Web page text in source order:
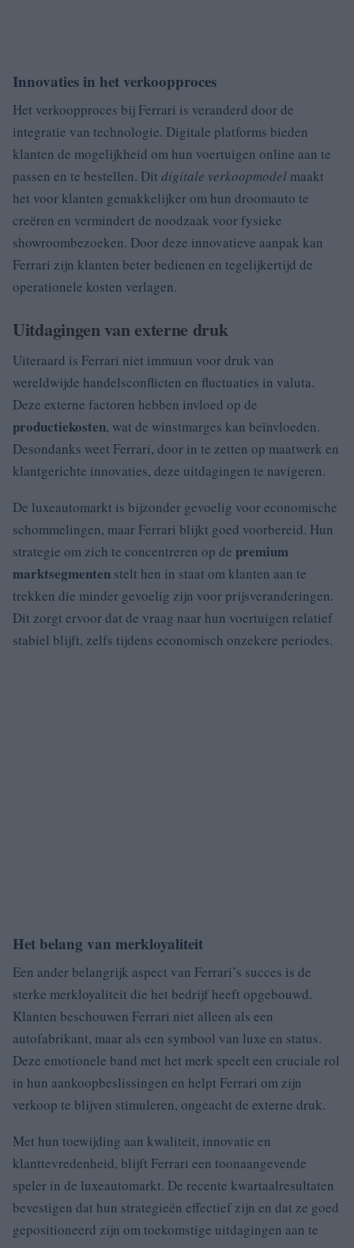
Innovaties in het verkoopproces
Het verkoopproces bij Ferrari is veranderd door de
integratie van technologie. Digitale platforms bieden
klanten de mogelijkheid om hun voertuigen online aan te
passen en te bestellen. Dit digitale verkoopmodel maakt
het voor klanten gemakkelijker om hun droomauto te
creëren en vermindert de noodzaak voor fysieke
showroombezoeken. Door deze innovatieve aanpak kan
Ferrari zijn klanten beter bedienen en tegelijkertijd de
operationele kosten verlagen.
Uitdagingen van externe druk
Uiteraard is Ferrari niet immuun voor druk van
wereldwijde handelsconflicten en fluctuaties in valuta.
Deze externe factoren hebben invloed op de
productiekosten, wat de winstmarges kan beïnvloeden.
Desondanks weet Ferrari, door in te zetten op maatwerk en
klantgerichte innovaties, deze uitdagingen te navigeren.
De luxeautomarkt is bijzonder gevoelig voor economische
schommelingen, maar Ferrari blijkt goed voorbereid. Hun
strategie om zich te concentreren op de premium
marktsegmenten stelt hen in staat om klanten aan te
trekken die minder gevoelig zijn voor prijsveranderingen.
Dit zorgt ervoor dat de vraag naar hun voertuigen relatief
stabiel blijft, zelfs tijdens economisch onzekere periodes.
Het belang van merkloyaliteit
Een ander belangrijk aspect van Ferrari’s succes is de
sterke merkloyaliteit die het bedrijf heeft opgebouwd.
Klanten beschouwen Ferrari niet alleen als een
autofabrikant, maar als een symbool van luxe en status.
Deze emotionele band met het merk speelt een cruciale rol
in hun aankoopbeslissingen en helpt Ferrari om zijn
verkoop te blijven stimuleren, ongeacht de externe druk.
Met hun toewijding aan kwaliteit, innovatie en
klanttevredenheid, blijft Ferrari een toonaangevende
speler in de luxeautomarkt. De recente kwartaalresultaten
bevestigen dat hun strategieën effectief zijn en dat ze goed
gepositioneerd zijn om toekomstige uitdagingen aan te